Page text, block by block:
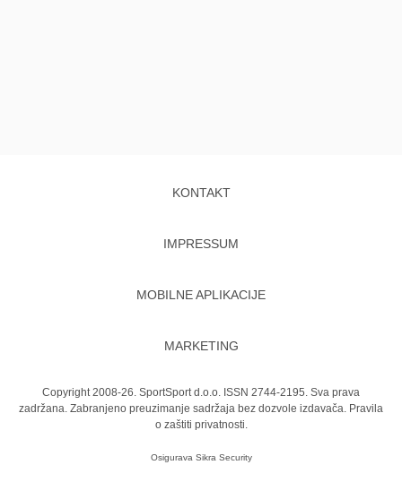
KONTAKT
IMPRESSUM
MOBILNE APLIKACIJE
MARKETING
Copyright 2008-26. SportSport d.o.o. ISSN 2744-2195. Sva prava
zadržana. Zabranjeno preuzimanje sadržaja bez dozvole izdavača. Pravila
o zaštiti privatnosti.
Osigurava Sikra Security